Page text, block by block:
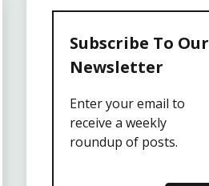
Subscribe To Our
Newsletter
Enter your email to
receive a weekly
roundup of posts.